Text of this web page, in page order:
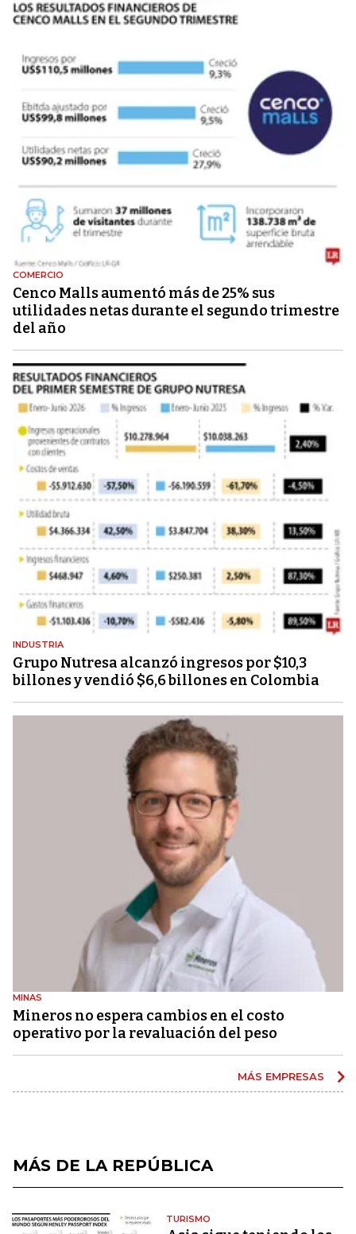
COMERCIO
Cenco Malls aumentó más de 25% sus
utilidades netas durante el segundo trimestre
del año
INDUSTRIA
Grupo Nutresa alcanzó ingresos por $10,3
billones y vendió $6,6 billones en Colombia
MINAS
Mineros no espera cambios en el costo
operativo por la revaluación del peso
MÁS EMPRESAS
MÁS DE LA REPÚBLICA
TURISMO